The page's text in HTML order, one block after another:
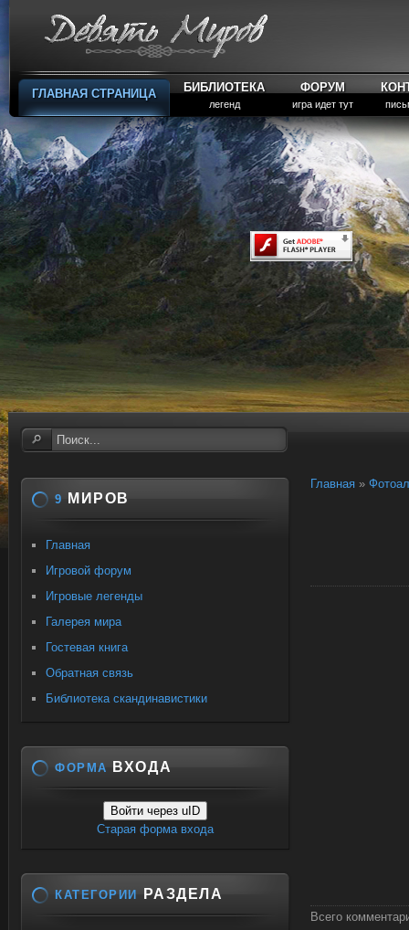
ГЛАВНАЯ СТРАНИЦА БИБЛИОТЕКА
легенд
ФОРУМ
игра идет тут
Главная »
Всего
9 МИРОВ
Главная
Игровой форум
Игровые легенды
Галерея мира
Гостевая книга
Обратная связь
Библиотека скандинавистики
ФОРМА ВХОДА
Войти через uID
Старая форма входа
КАТЕГОРИИ РАЗДЕЛА